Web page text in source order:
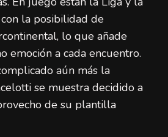
la posibilidad de
lo que añade
emoción a cada encuentro.
aún más la
se muestra decidido a
de su plantilla